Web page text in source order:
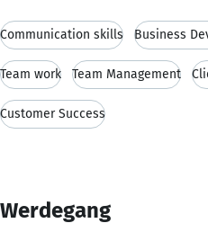
Communication skills Business
Team work Team Management
Customer Success
Werdegang